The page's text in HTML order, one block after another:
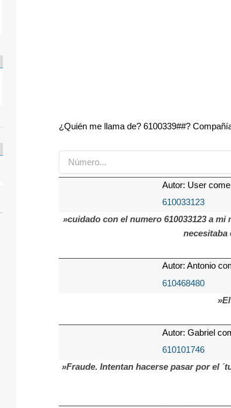
¿Quién me llama de? 6100339##?
Autor: User
610033123
»cuidado con el numero 610033123 a
necesitaba
Autor: Antonio
610468480
Autor: Gabriel
610101746
»Fraude. Intentan hacerse pasar por el